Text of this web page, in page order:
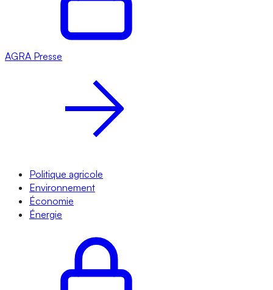
AGRA Presse
Politique agricole
Environnement
Économie
Énergie